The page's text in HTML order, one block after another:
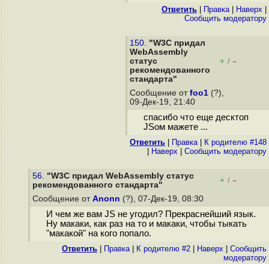
Ответить Правка| Наверх
Cообщить модератору
150. "W3C придал
WebAssembly
статус
рекомендованного
стандарта"
+ / –
Сообщение от foo1 (?),
09-Дек-19, 21:40
спасибо что еще десктоп
JSом мажете ...
Ответить Правка|
К родителю #148
Наверх Cообщить модератору
56. "W3C придал WebAssembly статус
рекомендованного стандарта"
+ / –
Сообщение от Anonn (?), 07-Дек-19, 08:30
И чем же вам JS не угодил? Прекраснейший язык.
Ну макаки, как раз на то и макаки, чтобы тыкать
"макакой" на кого попало.
Ответить Правка| К родителю #2 Наверх
Cообщить
модератору